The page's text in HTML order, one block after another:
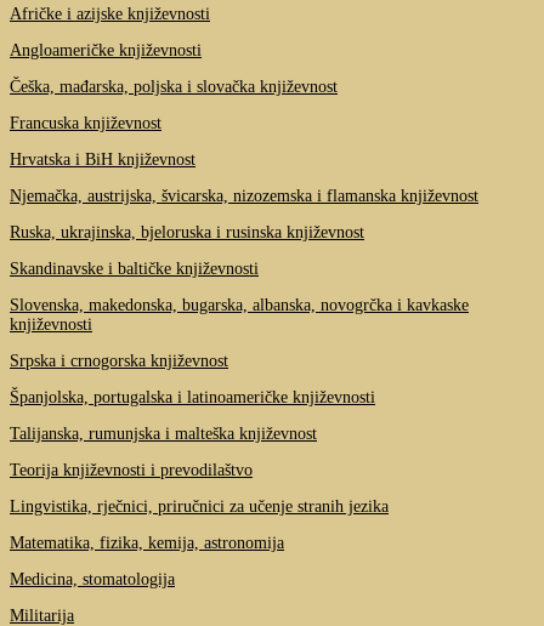
Afričke i azijske književnosti
Angloameričke književnosti
Češka, mađarska, poljska i slovačka književnost
Francuska književnost
Hrvatska i BiH književnost
Njemačka, austrijska, švicarska, nizozemska i flamanska književnost
Ruska, ukrajinska, bjeloruska i rusinska književnost
Skandinavske i baltičke književnosti
Slovenska, makedonska, bugarska, albanska, novogrčka i kavkaske
književnosti
Srpska i crnogorska književnost
Španjolska, portugalska i latinoameričke književnosti
Talijanska, rumunjska i malteška književnost
Teorija književnosti i prevodilaštvo
Lingvistika, rječnici, priručnici za učenje stranih jezika
Matematika, fizika, kemija, astronomija
Medicina, stomatologija
Militarija